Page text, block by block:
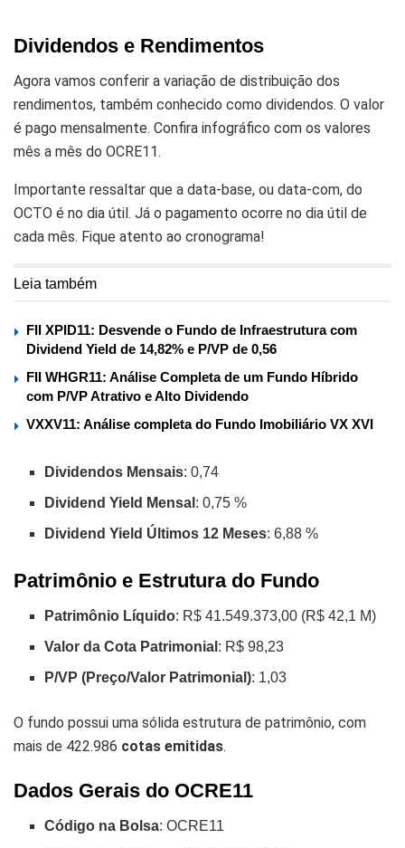
Dividendos e Rendimentos
Agora vamos conferir a variação de distribuição dos
rendimentos, também conhecido como dividendos. O valor
é pago mensalmente. Confira infográfico com os valores
mês a mês do OCRE11.
Importante ressaltar que a data-base, ou data-com, do
OCTO é no dia útil. Já o pagamento ocorre no dia útil de
cada mês. Fique atento ao cronograma!
Leia também
FII XPID11: Desvende o Fundo de Infraestrutura com
Dividend Yield de 14,82% e P/VP de 0,56
FII WHGR11: Análise Completa de um Fundo Híbrido
com P/VP Atrativo e Alto Dividendo
VXXV11: Análise completa do Fundo Imobiliário VX XVI
Dividendos Mensais: 0,74
Dividend Yield Mensal : 0,75 %
Dividend Yield Últimos 12 Meses: 6,88 %
Patrimônio e Estrutura do Fundo
Patrimônio Líquido: R$ 41.549.373,00 (R$ 42,1 M)
Valor da Cota Patrimonial : R$ 98,23
P/VP (Preço/Valor Patrimonial): 1,03
O fundo possui uma sólida estrutura de patrimônio, com
mais de 422.986 cotas emitidas.
Dados Gerais do OCRE11
Código na Bolsa: OCRE11